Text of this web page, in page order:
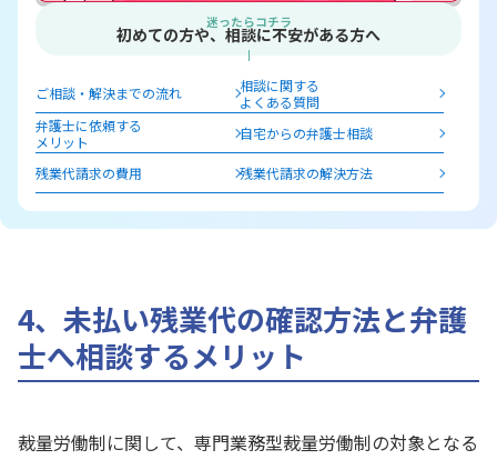
迷ったらコチラ
初めての方や、相談に不安がある方へ
ご相談・解決までの流れ
相談に関する
よくある質問
弁護士に依頼する
メリット
自宅からの弁護士相談
残業代請求の費用 残業代請求の解決方法
4、未払い残業代の確認方法と弁護
士へ相談するメリット
裁量労働制に関して、専門業務型裁量労働制の対象となる